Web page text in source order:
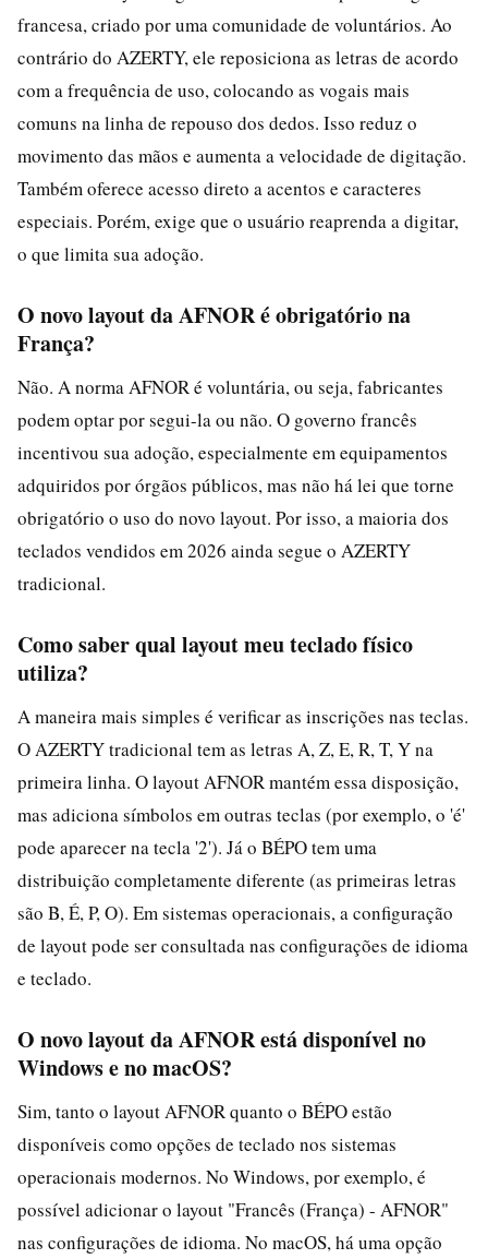
francesa, criado por uma comunidade de voluntários. Ao
contrário do AZERTY, ele reposiciona as letras de acordo
com a frequência de uso, colocando as vogais mais
comuns na linha de repouso dos dedos. Isso reduz o
movimento das mãos e aumenta a velocidade de digitação.
Também oferece acesso direto a acentos e caracteres
especiais. Porém, exige que o usuário reaprenda a digitar,
o que limita sua adoção.
O novo layout da AFNOR é obrigatório na
França?
Não. A norma AFNOR é voluntária, ou seja, fabricantes
podem optar por segui-la ou não. O governo francês
incentivou sua adoção, especialmente em equipamentos
adquiridos por órgãos públicos, mas não há lei que torne
obrigatório o uso do novo layout. Por isso, a maioria dos
teclados vendidos em 2026 ainda segue o AZERTY
tradicional.
Como saber qual layout meu teclado físico
utiliza?
A maneira mais simples é verificar as inscrições nas teclas.
O AZERTY tradicional tem as letras A, Z, E, R, T, Y na
primeira linha. O layout AFNOR mantém essa disposição,
mas adiciona símbolos em outras teclas (por exemplo, o 'é'
pode aparecer na tecla '2'). Já o BÉPO tem uma
distribuição completamente diferente (as primeiras letras
são B, É, P, O). Em sistemas operacionais, a configuração
de layout pode ser consultada nas configurações de idioma
e teclado.
O novo layout da AFNOR está disponível no
Windows e no macOS?
Sim, tanto o layout AFNOR quanto o BÉPO estão
disponíveis como opções de teclado nos sistemas
operacionais modernos. No Windows, por exemplo, é
possível adicionar o layout "Francês (França) - AFNOR"
nas configurações de idioma. No macOS, há uma opção